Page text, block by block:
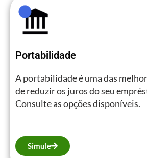
Portabilidade
A portabilidade é uma das
de reduzir os juros do seu
Consulte as opções disponíveis.
Simule